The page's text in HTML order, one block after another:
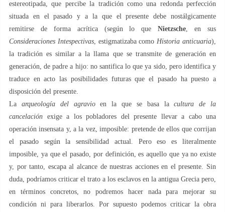
estereotipada, que percibe la tradición como una redonda perfección
situada en el pasado y a la que el presente debe nostálgicamente
remitirse de forma acrítica (según lo queNietzsche , en sus
Consideraciones Intespectivas, estigmatizaba como Historia anticuaria),
la tradición es similar a la llama que se transmite de generación en
generación, de padre a hijo: no santifica lo que ya sido, pero identifica y
traduce en acto las posibilidades futuras que el pasado ha puesto a
disposición del presente.
La arqueología del agravioen la que se basa lacultura de la
cancelación exige a los pobladores del presente llevar a cabo una
operación insensata y, a la vez, imposible: pretende de ellos que corrijan
el pasado según la sensibilidad actual. Pero eso es literalmente
imposible, ya que el pasado, por definición, es aquello que ya no existe
y, por tanto, escapa al alcance de nuestras acciones en el presente. Sin
duda, podríamos criticar el trato a los esclavos en la antigua Grecia pero,
en términos concretos, no podremos hacer nada para mejorar su
condición ni para liberarlos. Por supuesto podemos criticar la obra